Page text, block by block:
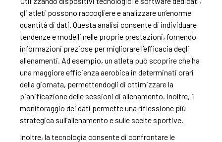
gli atleti possono raccogliere e analizzare un’enorme
quantità di dati. Questa analisi consente di individuare
tendenze e modelli nelle proprie prestazioni, fornendo
informazioni preziose per migliorare l’efficacia degli
allenamenti. Ad esempio, un atleta può scoprire che ha
una maggiore efficienza aerobica in determinati orari
della giornata, permettendogli di ottimizzare la
pianificazione delle sessioni di allenamento. Inoltre, il
monitoraggio dei dati permette una riflessione più
strategica sull’allenamento e sulle scelte sportive.
Inoltre, la tecnologia consente di confrontare le